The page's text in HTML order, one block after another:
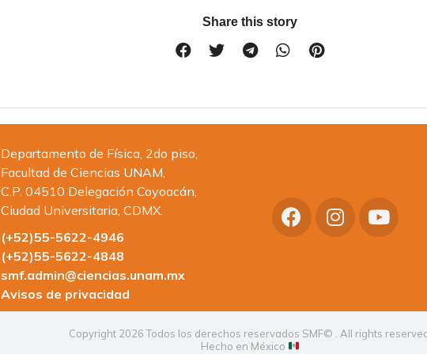
Share this story
Departamento de Física, 2do piso,
Facultad de Ciencias UNAM,
C.P. 04510 Delegación Coyoacán,
Ciudad Universitaria, CDMX.
(+52)55-5622-4946
(+52)55-5622-4848
smf.admin@ciencias.unam.mx
Avisos de privacidad
Copyright 2026 Todos los derechos reservados SMF© . All rights
Hecho en México